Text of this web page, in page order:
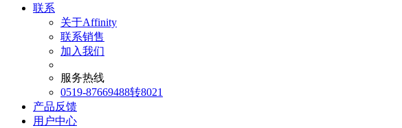
联系
关于Affinity
联系销售
加入我们
服务热线
0519-87669488转8021
产品反馈
用户中心